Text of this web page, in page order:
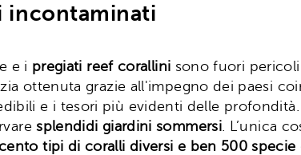
incontaminati
e i pregiati reef corallini sono fuori
ottenuta grazie all'impegno dei paesi
e i tesori più evidenti delle
splendidi giardini sommersi. L’unica
tipi di coralli diversi e ben 500 specie